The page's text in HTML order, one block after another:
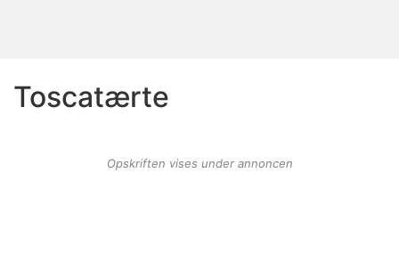
Toscatærte
Opskriften vises under annoncen